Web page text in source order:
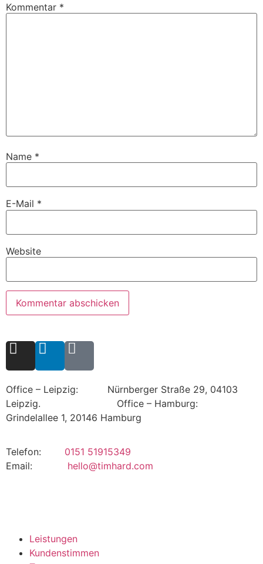
Kommentar *
Name *
E-Mail *
Website
Telefon: 0151 51915349
Email: hello@timhard.com
Office – Leipzig: Nürnberger Straße 29, 04103
Leipzig. Office – Hamburg:
Grindelallee 1, 20146 Hamburg
Leistungen
Kundenstimmen